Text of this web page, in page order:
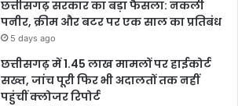
छत्तीसगढ़ सरकार का बड़ा फैसला: नकली
पनीर, क्रीम और बटर पर एक साल का प्रतिबंध
5 days ago
छत्तीसगढ़ में 1.45 लाख मामलों पर हाईकोर्ट
सख्त, जांच पूरी फिर भी अदालतों तक नहीं
पहुंचीं क्लोजर रिपोर्ट